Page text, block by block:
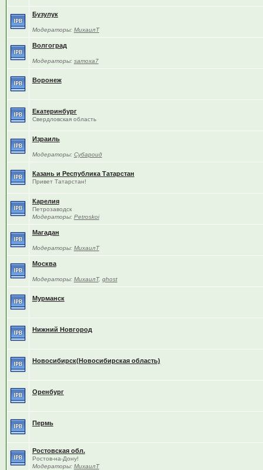
Бузулук
Модераторы: МихаилТ
Волгоград
Модераторы: samoxa7
Воронеж
Екатеринбург
Свердловская область
Израиль
Модераторы: Субароид
Казань и Республика Татарстан
Привет Татарстан!
Карелия
Петрозаводск
Модераторы: Petroskoi
Магадан
Модераторы: МихаилТ
Москва
Модераторы: МихаилТ, ghost
Мурманск
Нижний Новгород
Новосибирск(Новосибирская область)
Оренбург
Пермь
Ростовская обл.
Ростов-на-Дону!
Модераторы: МихаилТ